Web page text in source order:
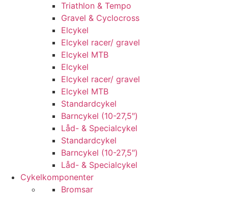
Triathlon & Tempo
Gravel & Cyclocross
Elcykel
Elcykel racer/ gravel
Elcykel MTB
Elcykel
Elcykel racer/ gravel
Elcykel MTB
Standardcykel
Barncykel (10-27,5″)
Låd- & Specialcykel
Standardcykel
Barncykel (10-27,5″)
Låd- & Specialcykel
Cykelkomponenter
Bromsar